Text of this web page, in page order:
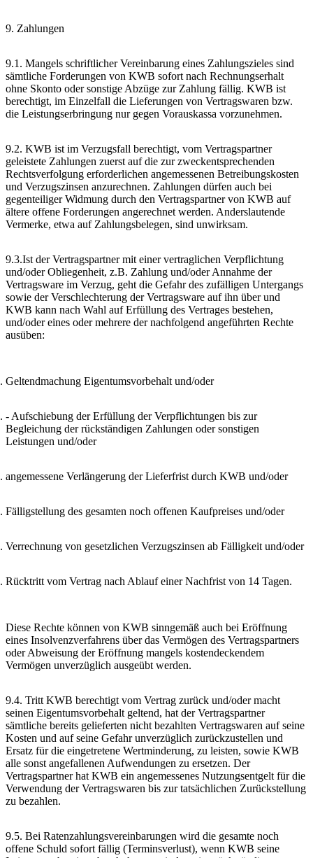
9. Zahlungen
9.1. Mangels schriftlicher Vereinbarung eines Zahlungszieles sind
sämtliche Forderungen von KWB sofort nach Rechnungserhalt
ohne Skonto oder sonstige Abzüge zur Zahlung fällig. KWB ist
berechtigt, im Einzelfall die Lieferungen von Vertragswaren bzw.
die Leistungserbringung nur gegen Vorauskassa vorzunehmen.
9.2. KWB ist im Verzugsfall berechtigt, vom Vertragspartner
geleistete Zahlungen zuerst auf die zur zweckentsprechenden
Rechtsverfolgung erforderlichen angemessenen Betreibungskosten
und Verzugszinsen anzurechnen. Zahlungen dürfen auch bei
gegenteiliger Widmung durch den Vertragspartner von KWB auf
ältere offene Forderungen angerechnet werden. Anderslautende
Vermerke, etwa auf Zahlungsbelegen, sind unwirksam.
9.3.Ist der Vertragspartner mit einer vertraglichen Verpflichtung
und/oder Obliegenheit, z.B. Zahlung und/oder Annahme der
Vertragsware im Verzug, geht die Gefahr des zufälligen Untergangs
sowie der Verschlechterung der Vertragsware auf ihn über und
KWB kann nach Wahl auf Erfüllung des Vertrages bestehen,
und/oder eines oder mehrere der nachfolgend angeführten Rechte
ausüben:
Geltendmachung Eigentumsvorbehalt und/oder
- Aufschiebung der Erfüllung der Verpflichtungen bis zur
Begleichung der rückständigen Zahlungen oder sonstigen
Leistungen und/oder
angemessene Verlängerung der Lieferfrist durch KWB und/oder
Fälligstellung des gesamten noch offenen Kaufpreises und/oder
Verrechnung von gesetzlichen Verzugszinsen ab Fälligkeit und/oder
Rücktritt vom Vertrag nach Ablauf einer Nachfrist von 14 Tagen.
Diese Rechte können von KWB sinngemäß auch bei Eröffnung
eines Insolvenzverfahrens über das Vermögen des Vertragspartners
oder Abweisung der Eröffnung mangels kostendeckendem
Vermögen unverzüglich ausgeübt werden.
9.4. Tritt KWB berechtigt vom Vertrag zurück und/oder macht
seinen Eigentumsvorbehalt geltend, hat der Vertragspartner
sämtliche bereits gelieferten nicht bezahlten Vertragswaren auf seine
Kosten und auf seine Gefahr unverzüglich zurückzustellen und
Ersatz für die eingetretene Wertminderung, zu leisten, sowie KWB
alle sonst angefallenen Aufwendungen zu ersetzen. Der
Vertragspartner hat KWB ein angemessenes Nutzungsentgelt für die
Verwendung der Vertragswaren bis zur tatsächlichen Zurückstellung
zu bezahlen.
9.5. Bei Ratenzahlungsvereinbarungen wird die gesamte noch
offene Schuld sofort fällig (Terminsverlust), wenn KWB seine